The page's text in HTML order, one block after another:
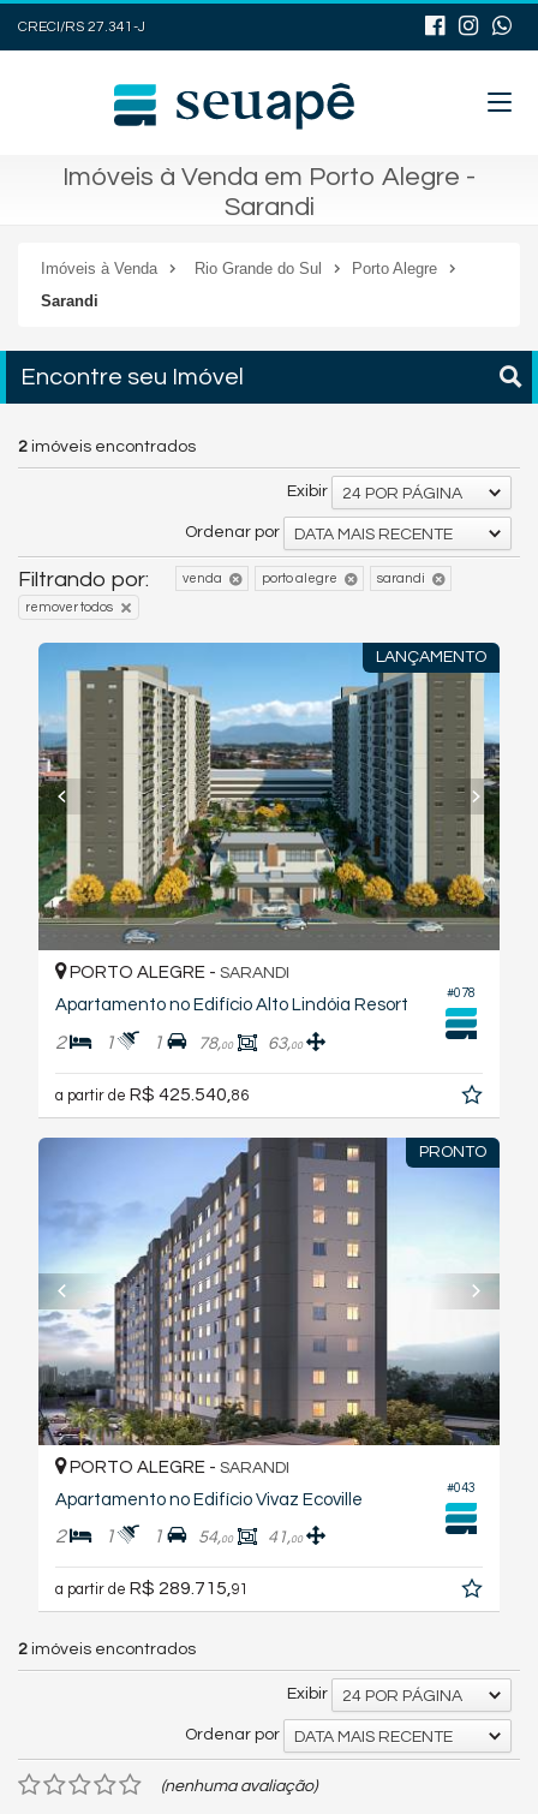
CRECI/RS 27.341-J
Imóveis à Venda em Porto Alegre -
Sarandi
Imóveis à Venda Rio Grande do Sul
Porto Alegre
Sarandi
Encontre seu Imóvel
2 imóveis encontrados
Exibir 24 POR PÁGINA
Ordenar por DATA MAIS RECENTE
Filtrando por: venda porto alegre sarandi
remover todos
LANÇAMENTO
#078
PORTO ALEGRE - SARANDI
Apartamento no Edifício Alto Lindóia Resort
2 1 1 78,00 63,00
a partir de R$ 425.540, 86
PRONTO
#043
PORTO ALEGRE - SARANDI
Apartamento no Edifício Vivaz Ecoville
2 1 1 54,00 41,00
a partir de R$ 289.715,91
2 imóveis encontrados
Exibir 24 POR PÁGINA
Ordenar por DATA MAIS RECENTE
(nenhuma avaliação)